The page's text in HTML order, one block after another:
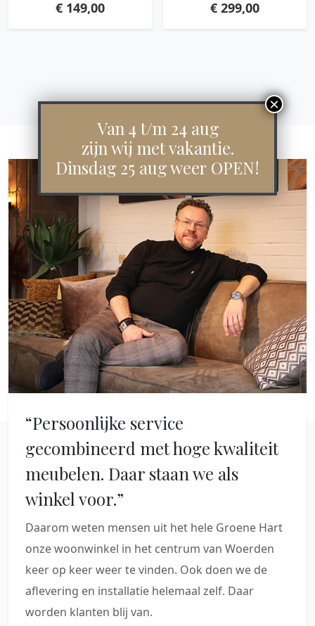
€149,00 € 299,00
“Persoonlijke service
gecombineerd met hoge kwaliteit
meubelen. Daar staan we als
winkel voor.”
Daarom weten mensen uit het hele Groene Hart
onze woonwinkel in het centrum van Woerden
keer op keer weer te vinden. Ook doen we de
aflevering en installatie helemaal zelf. Daar
worden klanten blij van.
Van 4 t/m 24 aug
zijn wij met vakantie.
Dinsdag 25 aug weer OPEN!